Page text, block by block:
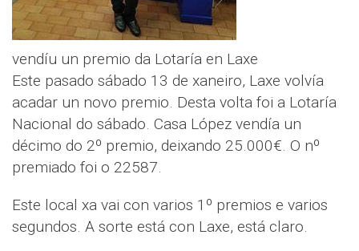
vendíu un premio da Lotaría en Laxe
Este pasado sábado 13 de xaneiro, Laxe volvía
acadar un novo premio. Desta volta foi a Lotaría
Nacional do sábado. Casa López vendía un
décimo do 2º premio, deixando 25.000€. O nº
premiado foi o 22587.
Este local xa vai con varios 1º premios e varios
segundos. A sorte está con Laxe, está claro.